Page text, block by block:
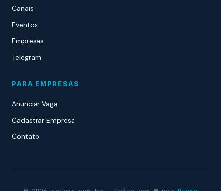
Canais
Eventos
Empresas
Telegram
PARA EMPRESAS
Anunciar Vaga
Cadastrar Empresa
Contato